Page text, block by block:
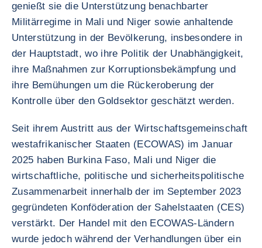
genießt sie die Unterstützung benachbarter
Militärregime in Mali und Niger sowie anhaltende
Unterstützung in der Bevölkerung, insbesondere in
der Hauptstadt, wo ihre Politik der Unabhängigkeit,
ihre Maßnahmen zur Korruptionsbekämpfung und
ihre Bemühungen um die Rückeroberung der
Kontrolle über den Goldsektor geschätzt werden.
Seit ihrem Austritt aus der Wirtschaftsgemeinschaft
westafrikanischer Staaten (ECOWAS) im Januar
2025 haben Burkina Faso, Mali und Niger die
wirtschaftliche, politische und sicherheitspolitische
Zusammenarbeit innerhalb der im September 2023
gegründeten Konföderation der Sahelstaaten (CES)
verstärkt. Der Handel mit den ECOWAS-Ländern
wurde jedoch während der Verhandlungen über ein